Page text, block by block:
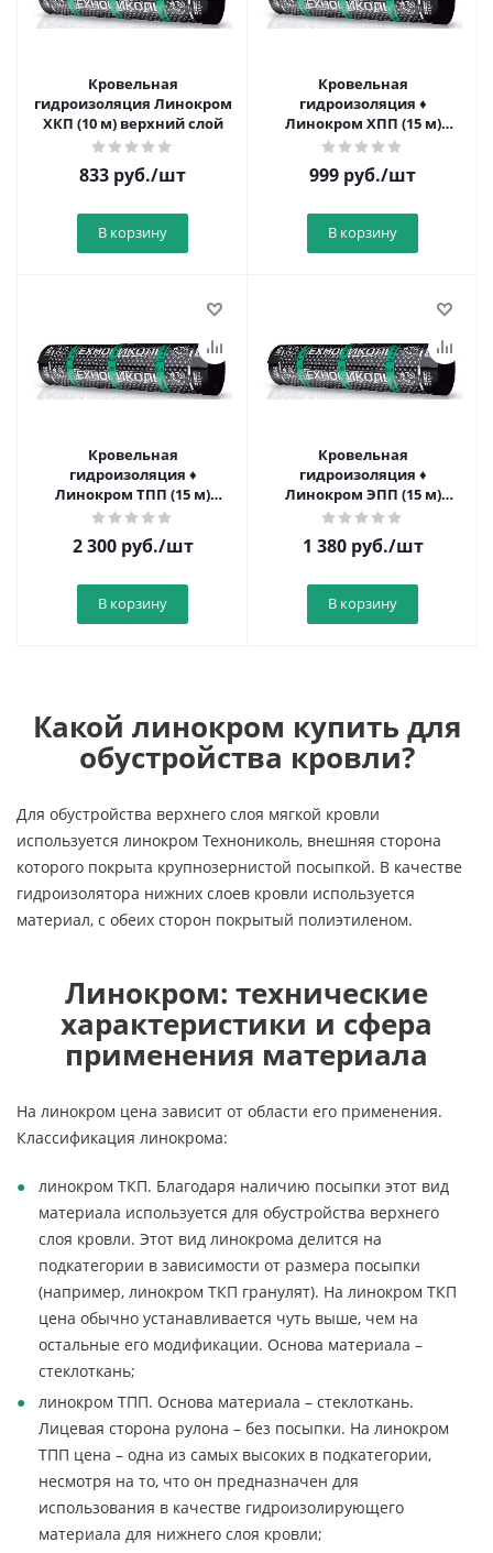
Кровельная
гидроизоляция Линокром
ХКП (10 м) верхний слой
833 руб./шт
В корзину
Кровельная
гидроизоляция ♦
Линокром ХПП (15 м)
нижний слой
999 руб./шт
В корзину
Кровельная
гидроизоляция ♦
Линокром ТПП (15 м)
нижний слой
2 300руб./шт
В корзину
Кровельная
гидроизоляция ♦
Линокром ЭПП (15 м)
нижний слой
1 380руб./шт
В корзину
Какой линокром купить для
обустройства кровли?
Для обустройства верхнего слоя мягкой кровли
используется линокром Технониколь, внешняя сторона
которого покрыта крупнозернистой посыпкой. В качестве
гидроизолятора нижних слоев кровли используется
материал, с обеих сторон покрытый полиэтиленом.
Линокром: технические
характеристики и сфера
применения материала
На линокром цена зависит от области его применения.
Классификация линокрома:
линокром ТКП. Благодаря наличию посыпки этот вид
материала используется для обустройства верхнего
слоя кровли. Этот вид линокрома делится на
подкатегории в зависимости от размера посыпки
(например, линокром ТКП гранулят). На линокром ТКП
цена обычно устанавливается чуть выше, чем на
остальные его модификации. Основа материала –
стеклоткань;
линокром ТПП. Основа материала – стеклоткань.
Лицевая сторона рулона – без посыпки. На линокром
ТПП цена – одна из самых высоких в подкатегории,
несмотря на то, что он предназначен для
использования в качестве гидроизолирующего
материала для нижнего слоя кровли;